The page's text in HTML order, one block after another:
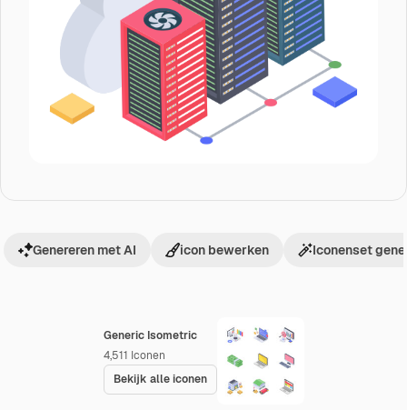
Generic Isometric
4,511 Iconen
Bekijk alle iconen
Genereren met AI icon bewerken Iconenset